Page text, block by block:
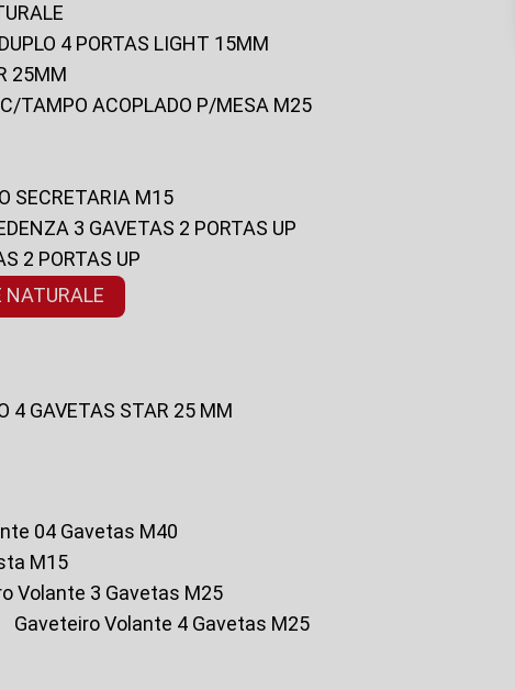
4 PORTAS LIGHT 15MM
25MM
TAMPO ACOPLADO P/MESA M25
SECRETARIA M15
3 GAVETAS 2 PORTAS UP
2 PORTAS UP
NATURALE
4 GAVETAS STAR 25 MM
04 Gavetas M40
M15
Volante 3 Gavetas M25
Gaveteiro Volante 4 Gavetas M25